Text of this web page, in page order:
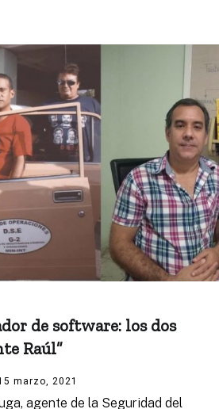
de software: los dos
Raúl”
marzo, 2021
agente de la Seguridad del